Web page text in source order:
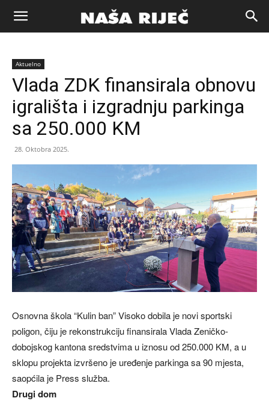
Naša
riječ
Zenica
Aktuelno
Vlada ZDK finansirala obnovu
igrališta i izgradnju parkinga
sa 250.000 KM
28. Oktobra 2025.
Osnovna škola “Kulin ban” Visoko dobila je novi sportski
poligon, čiju je rekonstrukciju finansirala Vlada Zeničko-
dobojskog kantona sredstvima u iznosu od 250.000 KM, a u
sklopu projekta izvršeno je uređenje parkinga sa 90 mjesta,
saopćila je Press služba.
Drugi dom